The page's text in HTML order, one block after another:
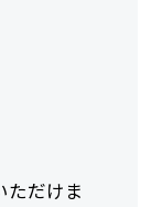
ただけま